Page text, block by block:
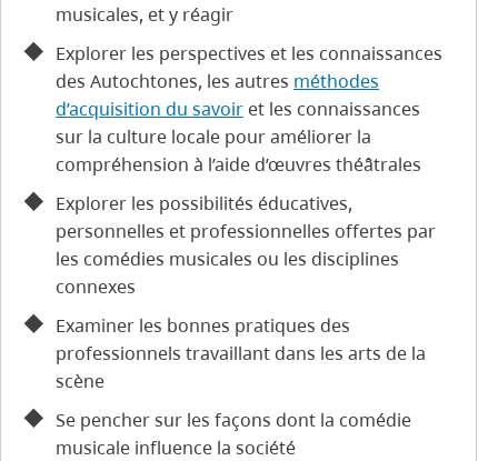
musicales, et y réagir
Explorer les perspectives et les connaissances
des Autochtones, les autres méthodes
d’acquisition du savoir et les connaissances
sur la culture locale pour améliorer la
compréhension à l’aide d’œuvres théâtrales
Explorer les possibilités éducatives,
personnelles et professionnelles offertes par
les comédies musicales ou les disciplines
connexes
Examiner les bonnes pratiques des
professionnels travaillant dans les arts de la
scène
Se pencher sur les façons dont la comédie
musicale influence la société